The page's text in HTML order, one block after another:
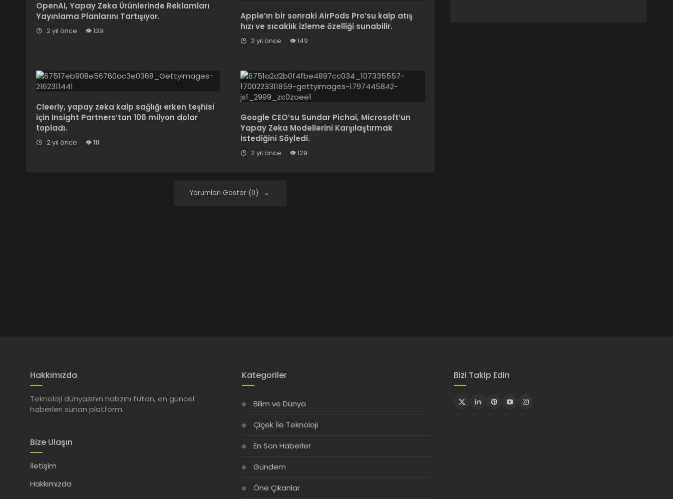
OpenAI, Yapay Zeka Ürünlerinde Reklamları
Yayınlama Planlarını Tartışıyor.
2 yıl önce 139
Apple’ın bir sonraki AirPods Pro’su kalp atış
hızı ve sıcaklık izleme özelliği sunabilir.
2 yıl önce 149
Cleerly, yapay zeka kalp sağlığı erken teşhisi
için Insight Partners’tan 106 milyon dolar
topladı.
2 yıl önce 111
Google CEO’su Sundar Pichai, Microsoft’un
Yapay Zeka Modellerini Karşılaştırmak
İstediğini Söyledi.
2 yıl önce 129
Yorumları Göster (0)
Hakkımızda
Teknoloji dünyasının nabzını tutan, en güncel
haberleri sunan platform.
Bize Ulaşın
İletişim
Hakkımızda
Kategoriler
Bilim ve Dünya
Çiçek İle Teknoloji
En Son Haberler
Gündem
Öne Çıkanlar
Bizi Takip Edin